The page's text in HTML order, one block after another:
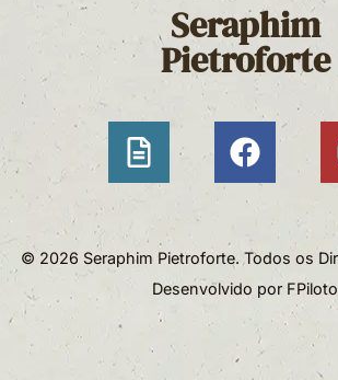
Seraphim
Pietroforte
© 2026 Seraphim Pietroforte. Todos os
Desenvolvido por FPiloto